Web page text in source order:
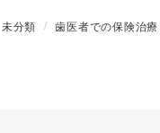
未分類 歯医者での保険治